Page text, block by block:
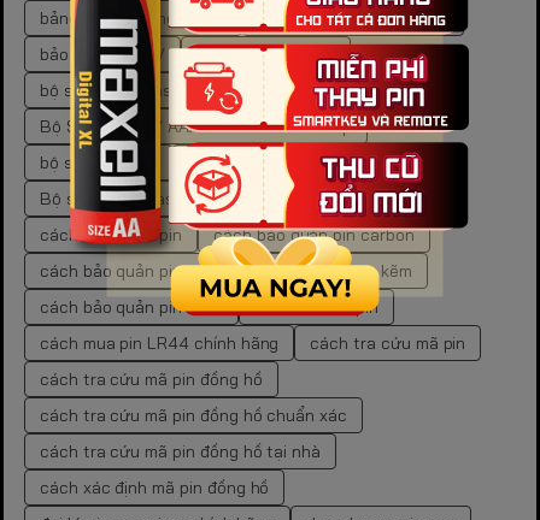
bảng mã pin đồng hồ SR
bảng tra mã pin đồng hồ.
bảo quản pin 9V
bảo quản pin kiềm
bộ sạc pin Panasonic Eneloop BQ-CC51E
Bộ Sạc Pin AA / AAA Panasonic Eneloop
bộ sạc pin AAA
bộ sạc pin đa năng cho gia đình
Bộ sạc pin Panasonic Eneloop BQ-CC55E
cách bảo quản pin
cách bảo quản pin carbon
cách bảo quản pin cr
cách bảo quản pin kẽm
cách bảo quản pin than
cách lưu trữ pin
cách mua pin LR44 chính hãng
cách tra cứu mã pin
cách tra cứu mã pin đồng hồ
cách tra cứu mã pin đồng hồ chuẩn xác
cách tra cứu mã pin đồng hồ tại nhà
cách xác định mã pin đồng hồ